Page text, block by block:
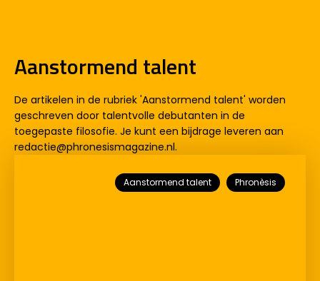
Aanstormend talent
De artikelen in de rubriek 'Aanstormend talent' worden
geschreven door talentvolle debutanten in de
toegepaste filosofie. Je kunt een bijdrage leveren aan
redactie@phronesismagazine.nl.
Aanstormend talent Phronèsis